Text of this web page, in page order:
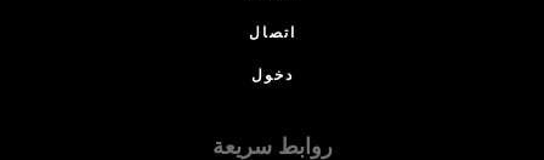
اتصال
دخول
روابط سريعة